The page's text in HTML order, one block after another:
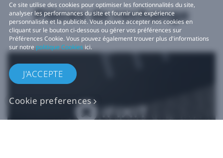
Pièces de rechange
Ce site utilise des cookies pour optimiser les fonctionnalités du site,
analyser les performances du site et fournir une expérience
personnalisée et la publicité. Vous pouvez accepter nos cookies en
cliquant sur le bouton ci-dessous ou gérer vos préférences sur
Préférences Cookie. Vous pouvez également trouver plus d'informations
sur notre politique Cookies ici.
J'ACCEPTE
Cookie preferences